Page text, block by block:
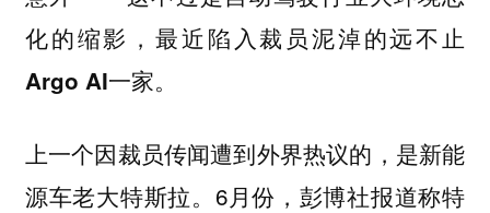
化的缩影，最近陷入裁员泥淖的远不止
Argo AI一家。
上一个因裁员传闻遭到外界热议的，是新能
源车老大特斯拉。6月份，彭博社报道称特